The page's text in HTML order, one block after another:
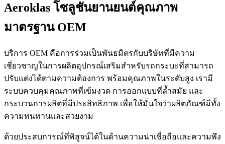
Aeroklas โซลูชันยานยนต์คุณภาพ
มาตรฐาน OEM
บริการ OEM คือการร่วมเป็นพันธมิตรกับบริษัทที่มีความ
เชี่ยวชาญในการผลิตอุปกรณ์เสริมสำหรับรถกระบะที่สามารถ
ปรับแต่งได้ตามความต้องการ พร้อมคุณภาพในระดับสูง เรามี
ระบบควบคุมคุณภาพที่เข้มงวด การออกแบบที่ล้ำสมัย และ
กระบวนการผลิตที่มีประสิทธิภาพ เพื่อให้มั่นใจว่าผลิตภัณฑ์มีทั้ง
ความทนทานและสวยงาม
ด้วยประสบการณ์ที่พิสูจน์ได้ในด้านความน่าเชื่อถือและความพึง